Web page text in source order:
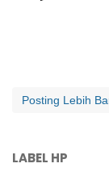
Posting Lebih
LABEL HP